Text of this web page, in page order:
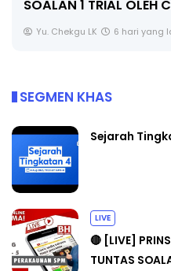
Unknown
SEGMEN KHAS
Sejarah
LIVE
🔴 [LIVE]
TUNTAS